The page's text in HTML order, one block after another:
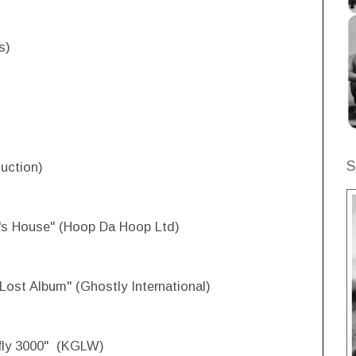
House" (Hoop Da Hoop Ltd)
Album" (Ghostly International)
3000" (KGLW)